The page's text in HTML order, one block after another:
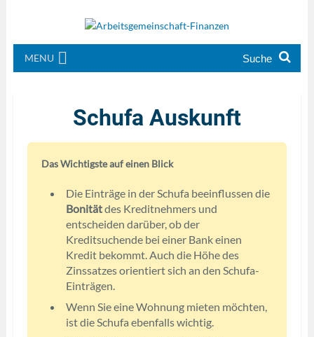
MENU
Schufa Auskunft
Das Wichtigste auf einen Blick
Die Einträge in der Schufa beeinflussen die
Bonitätdes Kreditnehmers und
entscheiden darüber, ob der
Kreditsuchende bei einer Bank einen
Kredit bekommt. Auch die Höhe des
Zinssatzes orientiert sich an den Schufa-
Einträgen.
Wenn Sie eine Wohnung mieten möchten,
ist die Schufa ebenfalls wichtig.